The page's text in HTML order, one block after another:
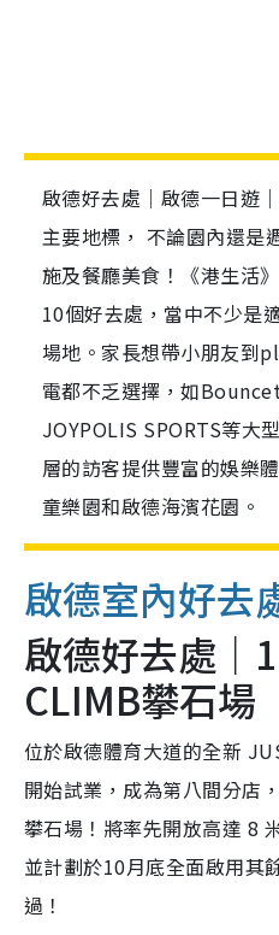
啟德好去處｜啟德一日遊
主要地標， 不論園內還是
施及餐廳美食！《港生活
10個好去處，當中不少是
場地。家長想帶小朋友到
電都不乏選擇，如
JOYPOLIS SPORTS等大
層的訪客提供豐富的娛樂
童樂園和啟德海濱花園。
啟德室內好去
啟德好去處｜
CLIMB攀石場
位於啟德體育大道的全新
開始試業，成為第八間分店
攀石場！將率先開放高達 8
並計劃於10月底全面啟用其
過！